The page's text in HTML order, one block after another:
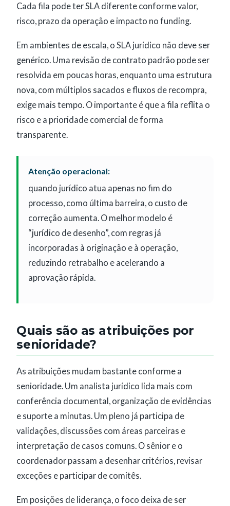
Cada fila pode ter SLA diferente conforme valor,
risco, prazo da operação e impacto no funding.
Em ambientes de escala, o SLA jurídico não deve ser
genérico. Uma revisão de contrato padrão pode ser
resolvida em poucas horas, enquanto uma estrutura
nova, com múltiplos sacados e fluxos de recompra,
exige mais tempo. O importante é que a fila reflita o
risco e a prioridade comercial de forma
transparente.
Atenção operacional:
quando jurídico atua apenas no fim do
processo, como última barreira, o custo de
correção aumenta. O melhor modelo é
“jurídico de desenho”, com regras já
incorporadas à originação e à operação,
reduzindo retrabalho e acelerando a
aprovação rápida.
Quais são as atribuições por
senioridade?
As atribuições mudam bastante conforme a
senioridade. Um analista jurídico lida mais com
conferência documental, organização de evidências
e suporte a minutas. Um pleno já participa de
validações, discussões com áreas parceiras e
interpretação de casos comuns. O sênior e o
coordenador passam a desenhar critérios, revisar
exceções e participar de comitês.
Em posições de liderança, o foco deixa de ser